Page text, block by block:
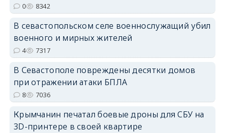
0 8342
В севастопольском селе военнослужащий убил
военного и мирных жителей
4 7317
В Севастополе повреждены десятки домов
при отражении атаки БПЛА
8 7036
Крымчанин печатал боевые дроны для СБУ на
3D-принтере в своей квартире